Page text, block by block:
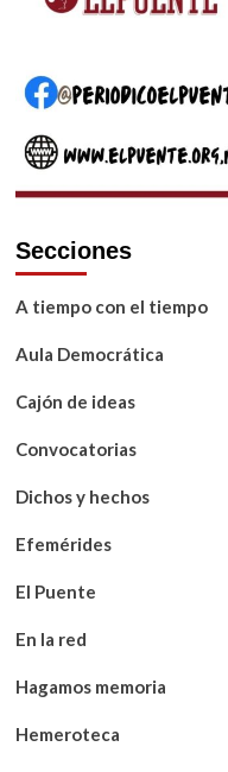
Secciones
A tiempo con el tiempo
Aula Democrática
Cajón de ideas
Convocatorias
Dichos y hechos
Efemérides
El Puente
En la red
Hagamos memoria
Hemeroteca